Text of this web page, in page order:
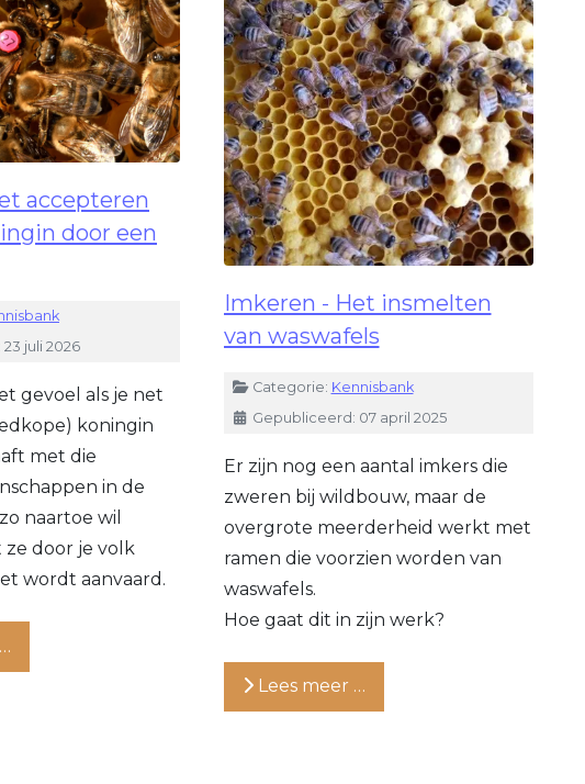
accepteren
door een
juli 2026
gevoel als je net
koningin
met die
in de
naartoe wil
door je volk
wordt aanvaard.
Imkeren - Het insmelten
van waswafels
DetailsCategorie: Kennisbank
Gepubliceerd: 07 april 2025
Er zijn nog een aantal imkers die
zweren bij wildbouw, maar de
overgrote meerderheid werkt met
ramen die voorzien worden van
waswafels.
Hoe gaat dit in zijn werk?
Lees meer …